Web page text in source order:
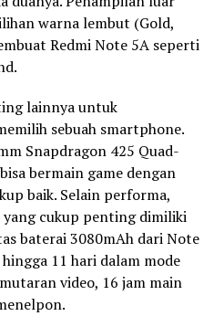
warna lembut (Gold,
Redmi Note 5A seperti
lainnya untuk
sebuah smartphone.
Snapdragon 425 Quad-
bermain game dengan
baik. Selain performa,
cukup penting dimiliki
baterai 3080mAh dari Note
11 hari dalam mode
video, 16 jam main